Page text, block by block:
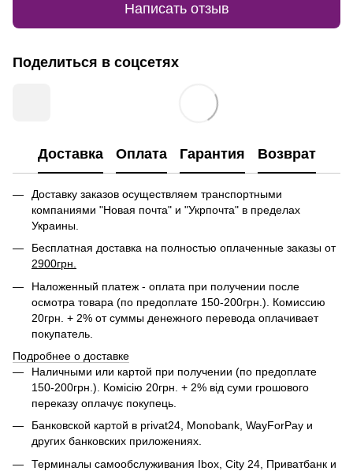
Написать отзыв
Поделиться в соцсетях
Доставка Оплата Гарантия Возврат
Доставку заказов осуществляем транспортными
компаниями "Новая почта" и "Укрпочта" в пределах
Украины.
Бесплатная доставка на полностью оплаченные заказы от
2900грн.
Наложенный платеж - оплата при получении после
осмотра товара (по предоплате 150-200грн.). Комиссию
20грн. + 2% от суммы денежного перевода оплачивает
покупатель.
Подробнее о доставке
Наличными или картой при получении (по предоплате
150-200грн.). Комісію 20грн. + 2% від суми грошового
переказу оплачує покупець.
Банковской картой в privat24, Monobank, WayForPay и
других банковских приложениях.
Терминалы самообслуживания Ibox, City 24, Приватбанк и